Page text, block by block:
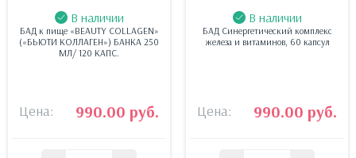
В наличии
БАД к пище «BEAUTY COLLAGEN»
(«БЬЮТИ КОЛЛАГЕН») БАНКА 250
МЛ/ 120 КАПС.
Цена: 990.00 руб.
В наличии
БАД Синергетический комплекс
железа и витаминов, 60 капсул
Цена: 990.00 руб.